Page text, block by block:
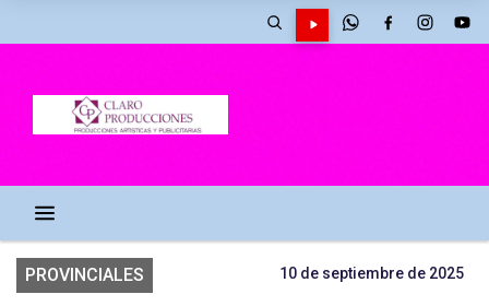
PROVINCIALES 10 de septiembre de 2025